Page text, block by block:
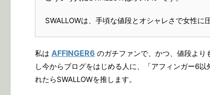
SWALLOWは、手頃な値段とオシャレさで女性に
私は AFFINGER6 のガチファンで、かつ、値段より
し今からブログをはじめる人に、「アフィンガー6
れたらSWALLOWを推します。